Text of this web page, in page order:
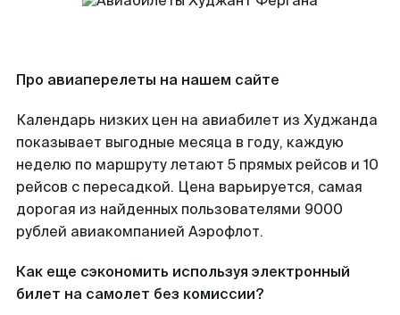
Про авиаперелеты на нашем сайте
Календарь низких цен на авиабилет из Худжанда
показывает выгодные месяца в году, каждую
неделю по маршруту летают 5 прямых рейсов и 10
рейсов с пересадкой. Цена варьируется, самая
дорогая из найденных пользователями 9000
рублей авиакомпанией Аэрофлот.
Как еще сэкономить используя электронный
билет на самолет без комиссии?